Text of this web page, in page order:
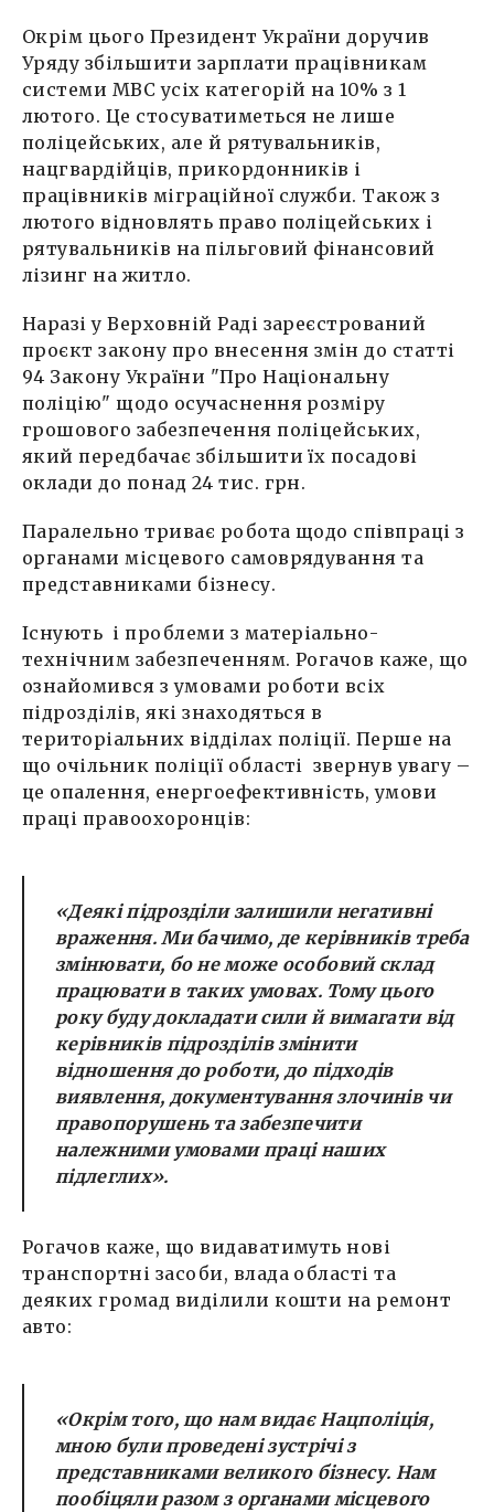
Окрім цього Президент України доручив
Уряду збільшити зарплати працівникам
системи МВС усіх категорій на 10% з 1
лютого. Це стосуватиметься не лише
поліцейських, але й рятувальників,
нацгвардійців, прикордонників і
працівників міграційної служби. Також з
лютого відновлять право поліцейських і
рятувальників на пільговий фінансовий
лізинг на житло.
Наразі у Верховній Раді зареєстрований
проєкт закону про внесення змін до статті
94 Закону України "Про Національну
поліцію" щодо осучаснення розміру
грошового забезпечення поліцейських,
який передбачає збільшити їх посадові
оклади до понад 24 тис. грн.
Паралельно триває робота щодо співпраці з
органами місцевого самоврядування та
представниками бізнесу.
Існують і проблеми з матеріально-
технічним забезпеченням. Рогачов каже, що
ознайомився з умовами роботи всіх
підрозділів, які знаходяться в
територіальних відділах поліції. Перше на
що очільник поліції області звернув увагу –
це опалення, енергоефективність, умови
праці правоохоронців:
«Деякі підрозділи залишили негативні
враження. Ми бачимо, де керівників треба
змінювати, бо не може особовий склад
працювати в таких умовах. Тому цього
року буду докладати сили й вимагати від
керівників підрозділів змінити
відношення до роботи, до підходів
виявлення, документування злочинів чи
правопорушень та забезпечити
належними умовами праці наших
підлеглих».
Рогачов каже, що видаватимуть нові
транспортні засоби, влада області та
деяких громад виділили кошти на ремонт
авто:
«Окрім того, що нам видає Нацполіція,
мною були проведені зустрічі з
представниками великого бізнесу. Нам
пообіцяли разом з органами місцевого